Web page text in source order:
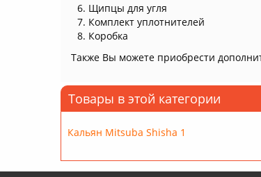
Щипцы для угля
Комплект уплотнителей
Коробка
Также Вы можете приобрести
Товары в этой категории
Кальян Mitsuba Shisha 1